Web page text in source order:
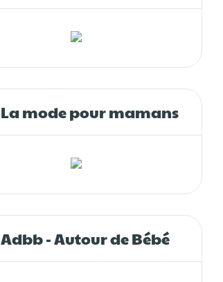
La mode pour mamans
Adbb - Autour de Bébé